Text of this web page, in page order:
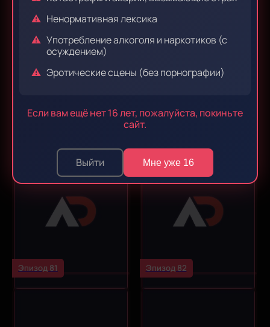
Ненормативная лексика
Употребление алкоголя и наркотиков (с
осуждением)
Эротические сцены (без порнографии)
Если вам ещё нет 16 лет, пожалуйста, покиньте
сайт.
Выйти Мне уже 16
Эпизод 79 Эпизод 80
Эпизод 81 Эпизод 82